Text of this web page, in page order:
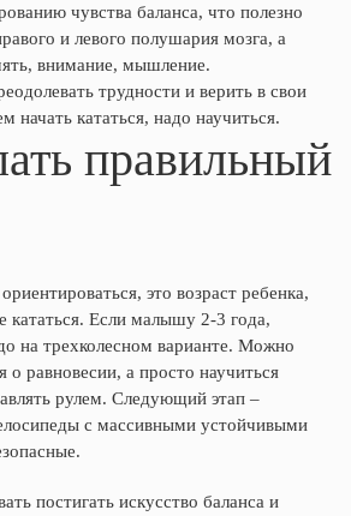
чувства баланса, что полезно
и левого полушария мозга, а
внимание, мышление.
трудности и верить в свои
начать кататься, надо научиться.
правильный
это возраст ребенка,
кататься. Если малышу 2-3 года,
на трехколесном варианте. Можно
о равновесии, а просто научиться
рулем. Следующий этап –
с массивными устойчивыми
постигать искусство баланса и